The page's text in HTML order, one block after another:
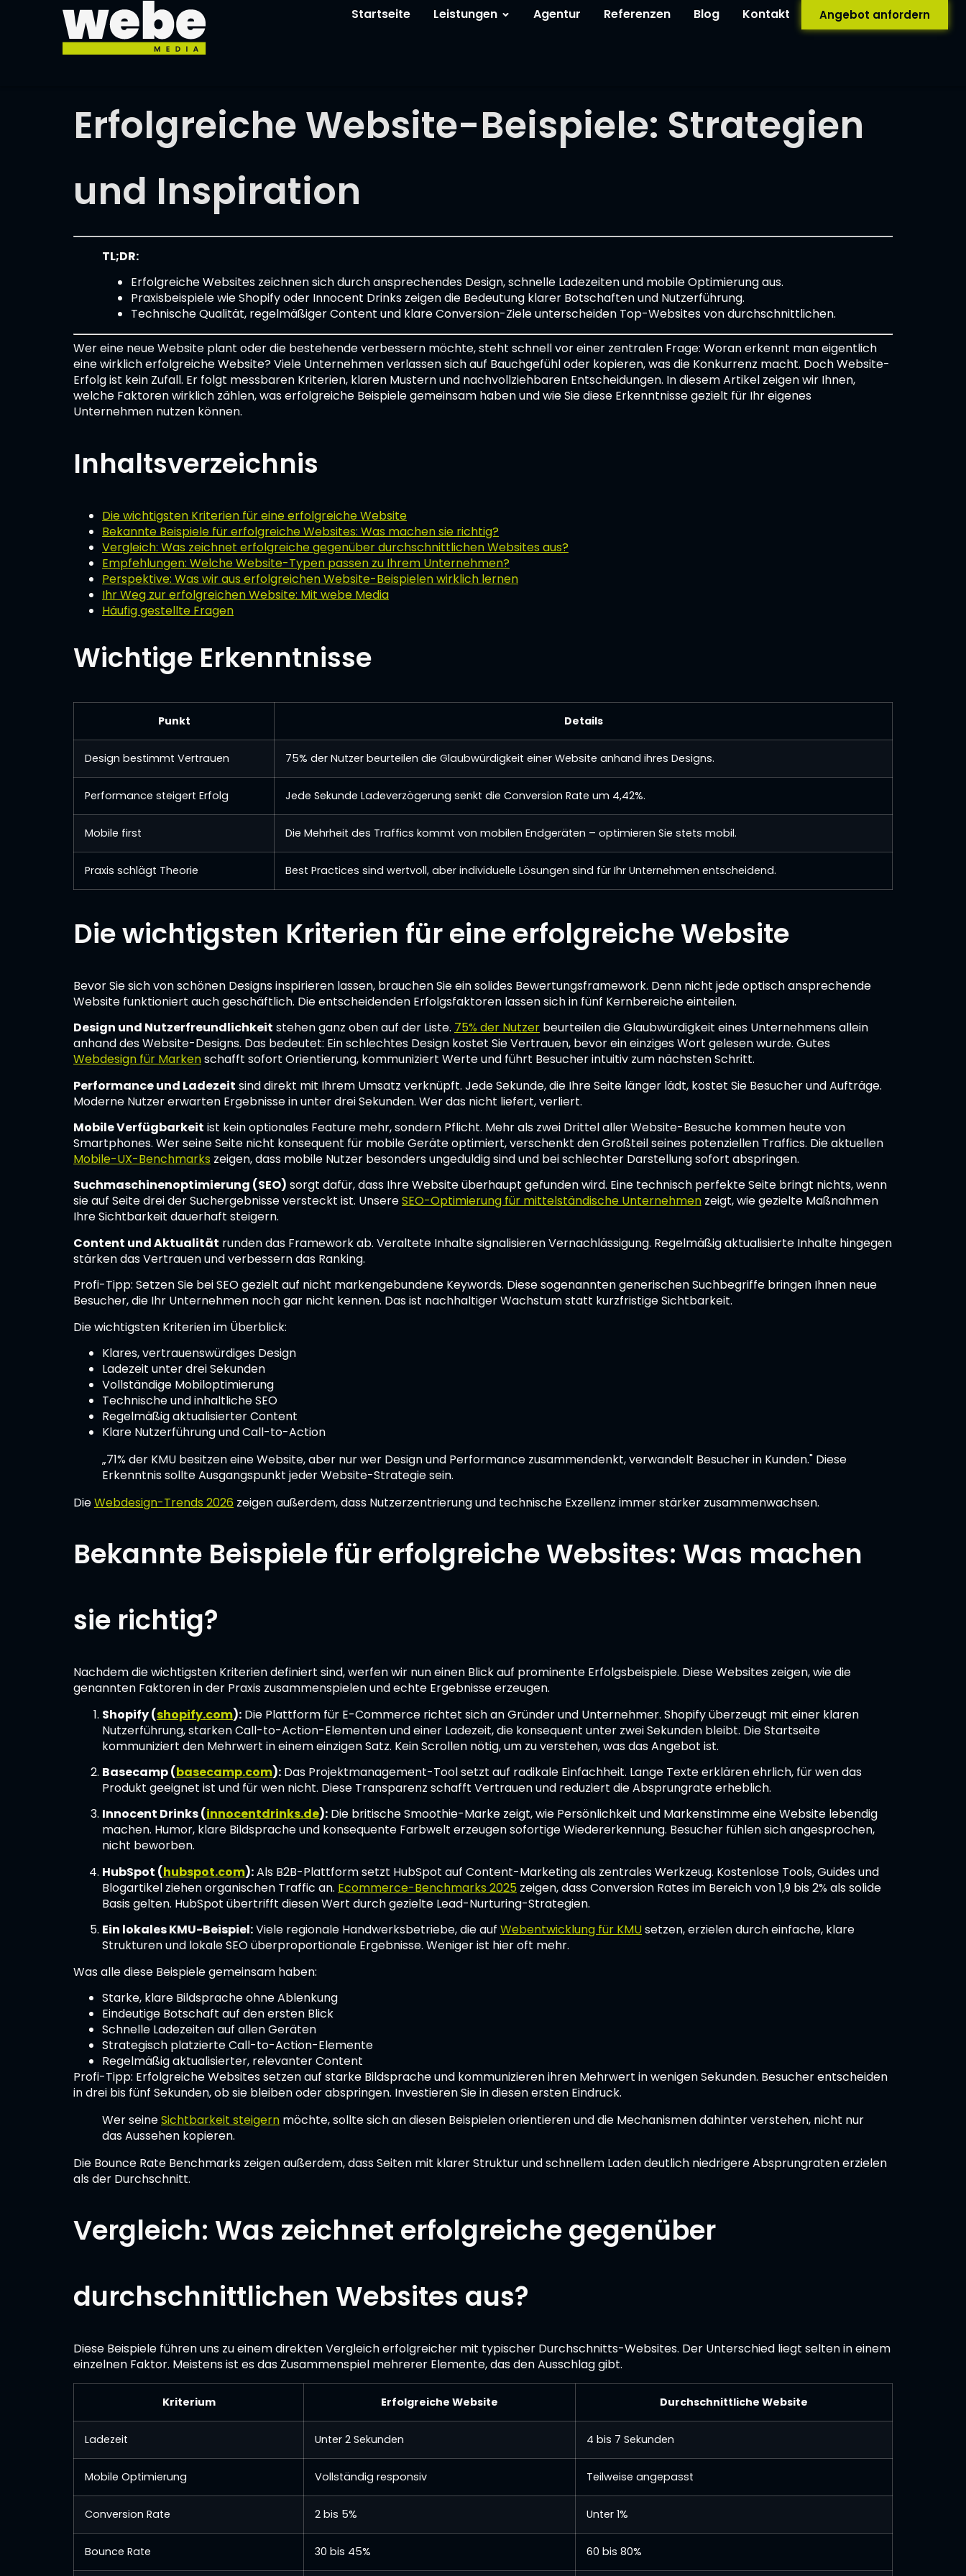
Startseite Leistungen Agentur Referenzen Blog Kontakt Angebot anfordern
Erfolgreiche Website-Beispiele: Strategien
und Inspiration
TL;DR:
Erfolgreiche Websites zeichnen sich durch ansprechendes Design, schnelle Ladezeiten und mobile Optimierung aus.
Praxisbeispiele wie Shopify oder Innocent Drinks zeigen die Bedeutung klarer Botschaften und Nutzerführung.
Technische Qualität, regelmäßiger Content und klare Conversion-Ziele unterscheiden Top-Websites von durchschnittlichen.
Wer eine neue Website plant oder die bestehende verbessern möchte, steht schnell vor einer zentralen Frage: Woran erkennt man eigentlich
eine wirklich erfolgreiche Website? Viele Unternehmen verlassen sich auf Bauchgefühl oder kopieren, was die Konkurrenz macht. Doch Website-
Erfolg ist kein Zufall. Er folgt messbaren Kriterien, klaren Mustern und nachvollziehbaren Entscheidungen. In diesem Artikel zeigen wir Ihnen,
welche Faktoren wirklich zählen, was erfolgreiche Beispiele gemeinsam haben und wie Sie diese Erkenntnisse gezielt für Ihr eigenes
Unternehmen nutzen können.
Inhaltsverzeichnis
Die wichtigsten Kriterien für eine erfolgreiche Website
Bekannte Beispiele für erfolgreiche Websites: Was machen sie richtig?
Vergleich: Was zeichnet erfolgreiche gegenüber durchschnittlichen Websites aus?
Empfehlungen: Welche Website-Typen passen zu Ihrem Unternehmen?
Perspektive: Was wir aus erfolgreichen Website-Beispielen wirklich lernen
Ihr Weg zur erfolgreichen Website: Mit webe Media
Häufig gestellte Fragen
Wichtige Erkenntnisse
Punkt Details
Design bestimmt Vertrauen 75% der Nutzer beurteilen die Glaubwürdigkeit einer Website anhand ihres Designs.
Performance steigert Erfolg Jede Sekunde Ladeverzögerung senkt die Conversion Rate um 4,42%.
Mobile first Die Mehrheit des Traffics kommt von mobilen Endgeräten – optimieren Sie stets mobil.
Praxis schlägt Theorie Best Practices sind wertvoll, aber individuelle Lösungen sind für Ihr Unternehmen entscheidend.
Die wichtigsten Kriterien für eine erfolgreiche Website
Bevor Sie sich von schönen Designs inspirieren lassen, brauchen Sie ein solides Bewertungsframework. Denn nicht jede optisch ansprechende
Website funktioniert auch geschäftlich. Die entscheidenden Erfolgsfaktoren lassen sich in fünf Kernbereiche einteilen.
Design und Nutzerfreundlichkeit stehen ganz oben auf der Liste. 75% der Nutzer beurteilen die Glaubwürdigkeit eines Unternehmens allein
anhand des Website-Designs. Das bedeutet: Ein schlechtes Design kostet Sie Vertrauen, bevor ein einziges Wort gelesen wurde. Gutes
Webdesign für Markenschafft sofort Orientierung, kommuniziert Werte und führt Besucher intuitiv zum nächsten Schritt.
Performance und Ladezeit sind direkt mit Ihrem Umsatz verknüpft. Jede Sekunde, die Ihre Seite länger lädt, kostet Sie Besucher und Aufträge.
Moderne Nutzer erwarten Ergebnisse in unter drei Sekunden. Wer das nicht liefert, verliert.
Mobile Verfügbarkeit ist kein optionales Feature mehr, sondern Pflicht. Mehr als zwei Drittel aller Website-Besuche kommen heute von
Smartphones. Wer seine Seite nicht konsequent für mobile Geräte optimiert, verschenkt den Großteil seines potenziellen Traffics. Die aktuellen
Mobile-UX-Benchmarks zeigen, dass mobile Nutzer besonders ungeduldig sind und bei schlechter Darstellung sofort abspringen.
Suchmaschinenoptimierung (SEO) sorgt dafür, dass Ihre Website überhaupt gefunden wird. Eine technisch perfekte Seite bringt nichts, wenn
sie auf Seite drei der Suchergebnisse versteckt ist. UnsereSEO-Optimierung für mittelständische Unternehmen zeigt, wie gezielte Maßnahmen
Ihre Sichtbarkeit dauerhaft steigern.
Content und Aktualität runden das Framework ab. Veraltete Inhalte signalisieren Vernachlässigung. Regelmäßig aktualisierte Inhalte hingegen
stärken das Vertrauen und verbessern das Ranking.
Profi-Tipp: Setzen Sie bei SEO gezielt auf nicht markengebundene Keywords. Diese sogenannten generischen Suchbegriffe bringen Ihnen neue
Besucher, die Ihr Unternehmen noch gar nicht kennen. Das ist nachhaltiger Wachstum statt kurzfristige Sichtbarkeit.
Die wichtigsten Kriterien im Überblick:
Klares, vertrauenswürdiges Design
Ladezeit unter drei Sekunden
Vollständige Mobiloptimierung
Technische und inhaltliche SEO
Regelmäßig aktualisierter Content
Klare Nutzerführung und Call-to-Action
„71% der KMU besitzen eine Website, aber nur wer Design und Performance zusammendenkt, verwandelt Besucher in Kunden." Diese
Erkenntnis sollte Ausgangspunkt jeder Website-Strategie sein.
DieWebdesign-Trends 2026 zeigen außerdem, dass Nutzerzentrierung und technische Exzellenz immer stärker zusammenwachsen.
Bekannte Beispiele für erfolgreiche Websites: Was machen
sie richtig?
Nachdem die wichtigsten Kriterien definiert sind, werfen wir nun einen Blick auf prominente Erfolgsbeispiele. Diese Websites zeigen, wie die
genannten Faktoren in der Praxis zusammenspielen und echte Ergebnisse erzeugen.
Shopify (shopify.com): Die Plattform für E-Commerce richtet sich an Gründer und Unternehmer. Shopify überzeugt mit einer klaren
Nutzerführung, starken Call-to-Action-Elementen und einer Ladezeit, die konsequent unter zwei Sekunden bleibt. Die Startseite
kommuniziert den Mehrwert in einem einzigen Satz. Kein Scrollen nötig, um zu verstehen, was das Angebot ist.
Basecamp (basecamp.com): Das Projektmanagement-Tool setzt auf radikale Einfachheit. Lange Texte erklären ehrlich, für wen das
Produkt geeignet ist und für wen nicht. Diese Transparenz schafft Vertrauen und reduziert die Absprungrate erheblich.
Innocent Drinks (innocentdrinks.de): Die britische Smoothie-Marke zeigt, wie Persönlichkeit und Markenstimme eine Website lebendig
machen. Humor, klare Bildsprache und konsequente Farbwelt erzeugen sofortige Wiedererkennung. Besucher fühlen sich angesprochen,
nicht beworben.
HubSpot (hubspot.com):Als B2B-Plattform setzt HubSpot auf Content-Marketing als zentrales Werkzeug. Kostenlose Tools, Guides und
Blogartikel ziehen organischen Traffic an. Ecommerce-Benchmarks 2025 zeigen, dass Conversion Rates im Bereich von 1,9 bis 2% als solide
Basis gelten. HubSpot übertrifft diesen Wert durch gezielte Lead-Nurturing-Strategien.
Ein lokales KMU-Beispiel:Viele regionale Handwerksbetriebe, die auf Webentwicklung für KMUsetzen, erzielen durch einfache, klare
Strukturen und lokale SEO überproportionale Ergebnisse. Weniger ist hier oft mehr.
Was alle diese Beispiele gemeinsam haben:
Starke, klare Bildsprache ohne Ablenkung
Eindeutige Botschaft auf den ersten Blick
Schnelle Ladezeiten auf allen Geräten
Strategisch platzierte Call-to-Action-Elemente
Regelmäßig aktualisierter, relevanter Content
Profi-Tipp: Erfolgreiche Websites setzen auf starke Bildsprache und kommunizieren ihren Mehrwert in wenigen Sekunden. Besucher entscheiden
in drei bis fünf Sekunden, ob sie bleiben oder abspringen. Investieren Sie in diesen ersten Eindruck.
Wer seineSichtbarkeit steigern möchte, sollte sich an diesen Beispielen orientieren und die Mechanismen dahinter verstehen, nicht nur
das Aussehen kopieren.
Die Bounce Rate Benchmarks zeigen außerdem, dass Seiten mit klarer Struktur und schnellem Laden deutlich niedrigere Absprungraten erzielen
als der Durchschnitt.
Vergleich: Was zeichnet erfolgreiche gegenüber
durchschnittlichen Websites aus?
Diese Beispiele führen uns zu einem direkten Vergleich erfolgreicher mit typischer Durchschnitts-Websites. Der Unterschied liegt selten in einem
einzelnen Faktor. Meistens ist es das Zusammenspiel mehrerer Elemente, das den Ausschlag gibt.
Kriterium Erfolgreiche Website Durchschnittliche Website
Ladezeit Unter 2 Sekunden 4 bis 7 Sekunden
Mobile Optimierung Vollständig responsiv Teilweise angepasst
Conversion Rate 2 bis 5% Unter 1%
Bounce Rate 30 bis 45% 60 bis 80%